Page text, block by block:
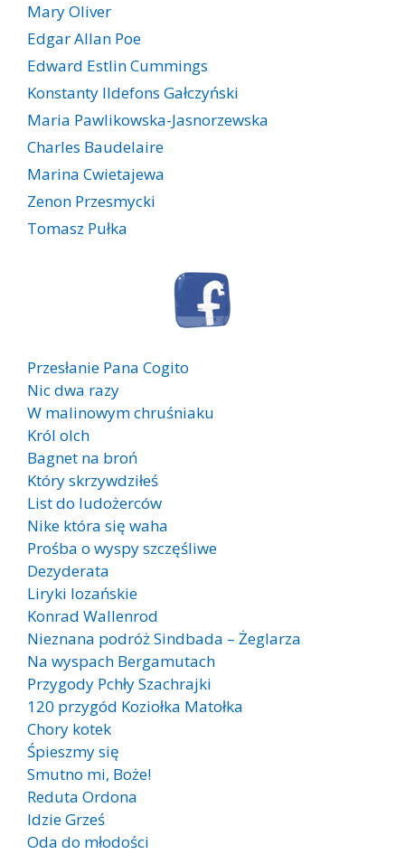
Mary Oliver
Edgar Allan Poe
Edward Estlin Cummings
Konstanty Ildefons Gałczyński
Maria Pawlikowska-Jasnorzewska
Charles Baudelaire
Marina Cwietajewa
Zenon Przesmycki
Tomasz Pułka
Przesłanie Pana Cogito
Nic dwa razy
W malinowym chruśniaku
Król olch
Bagnet na broń
Który skrzywdziłeś
List do ludożerców
Nike która się waha
Prośba o wyspy szczęśliwe
Dezyderata
Liryki lozańskie
Konrad Wallenrod
Nieznana podróż Sindbada – Żeglarza
Na wyspach Bergamutach
Przygody Pchły Szachrajki
120 przygód Koziołka Matołka
Chory kotek
Śpieszmy się
Smutno mi, Boże!
Reduta Ordona
Idzie Grześ
Oda do młodości